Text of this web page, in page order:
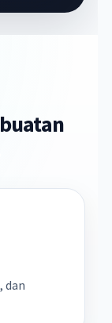
dan